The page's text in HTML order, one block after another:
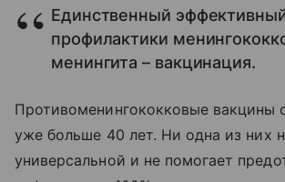
Единственный
профилактики
менингита – вакцинация.
Противоменингококковые вакцины
уже больше 40 лет. Ни одна из них
универсальной и не помогает